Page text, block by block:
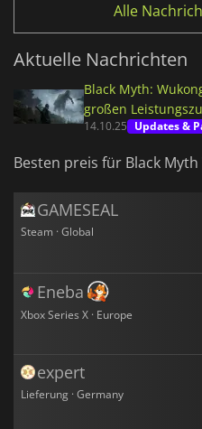
Alle
Aktuelle Nachrichten
Black Myth:
großen
14.10.25 Updates &
Besten preis für Black
GAMESEAL
Steam · Global
Eneba
Xbox Series X · Europe
expert
Lieferung · Germany